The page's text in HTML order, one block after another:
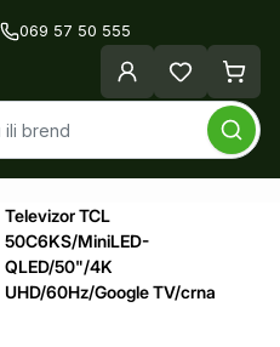
069 57 50 555
Televizor TCL
50C6KS/MiniLED-
QLED/50"/4K
UHD/60Hz/Google TV/crna